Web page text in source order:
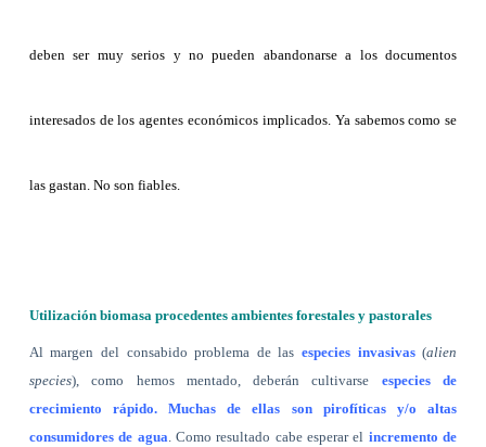
deben ser muy serios y no pueden abandonarse a los documentos
interesados de los agentes económicos implicados. Ya sabemos como se
las gastan. No son fiables.
Utilización biomasa procedentes ambientes forestales y pastorales
Al margen del consabido problema de las especies invasivas(alien
species), como hemos mentado, deberán cultivarse especies de
crecimiento rápido. Muchas de ellas son pirofíticas y/o altas
consumidores de agua. Como resultado cabe esperar el incremento de